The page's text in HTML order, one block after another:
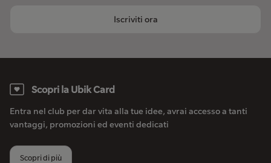
Iscriviti ora
Scopri la Ubik Card
Entra nel club per dar vita alla tue idee, avrai accesso a tanti
vantaggi, promozioni ed eventi dedicati
Scopri di più